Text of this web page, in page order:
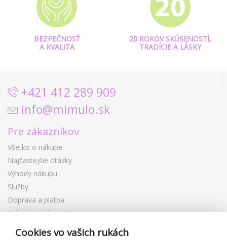
BEZPEČNOSŤ
A KVALITA
20 ROKOV SKÚSENOSTÍ,
TRADÍCIE A LÁSKY
+421 412 289 909
info@mimulo.sk
Pre zákazníkov
Všetko o nákupe
Najčastejšie otázky
Výhody nákupu
Služby
Doprava a platba
Vrátenie a výmena tovaru
Reklamácia
Cookies vo vašich rukách